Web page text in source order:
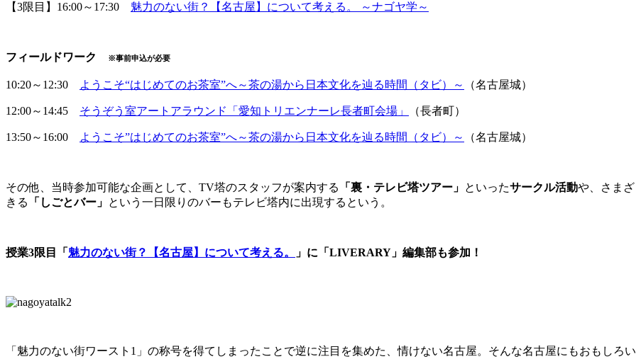
【3限目】16:00～17:30 魅力のない街？【名古屋】について考える。 ～ナゴヤ学～
フィールドワーク ※事前申込が必要
10:20～12:30 ようこそ“はじめてのお茶室”へ～茶の湯から日本文化を辿る時間（タビ）～ （名古屋城）
12:00～14:45 そうぞう室アートアラウンド「愛知トリエンナーレ長者町会場」 （長者町）
13:50～16:00 ようこそ”はじめてのお茶室”へ～茶の湯から日本文化を辿る時間（タビ）～ （名古屋城）
その他、当時参加可能な企画として、TV塔のスタッフが案内する 「裏・テレビ塔ツアー」 といったサークル活動や、さま
きる
「しごとバー」 という一日限りのバーもテレビ塔内に出現するという。
授業3限目「 魅力のない街？【名古屋】について考える。 」に「LIVERARY」編集部も参加！
「魅力のない街ワースト1」の称号を得てしまったことで逆に注目を集めた、情けない名古屋。そんな名古屋にもおもし